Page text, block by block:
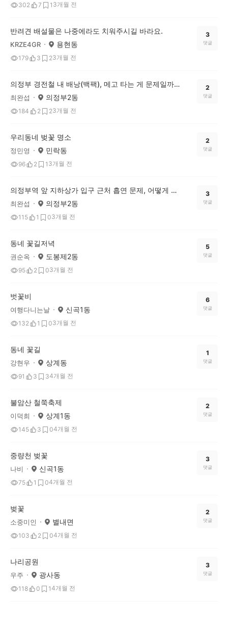
302 7 1 3개월 전
반려견 배설물은 나중에라도 치워주시길 바라요.
KRZE4GR 용현동
179 3 23개월 전
3
댓글
의정부 경전철 내 배낭(백팩), 메고 타는 게 문제일까요?
최완섭 의정부2동
184 2 23개월 전
2
댓글
우리동네 벚꽃 명소
정민영 민락동
96 2 1 3개월 전
2
댓글
의정부역 앞 지하상가 입구 근처 흡연 문제, 어떻게 생각하시나요?
최완섭 의정부2동
115 1 03개월 전
3
댓글
동네 꽃길저녁
권순옥 도봉제2동
95 2 03개월 전
5
댓글
벗꽃비
여행다니는날 신곡1동
132 1 03개월 전
6
댓글
동네 꽃길
강현우 상계동
91 3 34개월 전
1
댓글
불암산 철쭉축제
이덕희 상계1동
145 3 04개월 전
2
댓글
중량천 벚꽃
나비 신곡1동
75 1 04개월 전
3
댓글
벚꽃
소중미인 별내면
103 2 04개월 전
2
댓글
나리공원
우주 광사동
118 0 14개월 전
3
댓글